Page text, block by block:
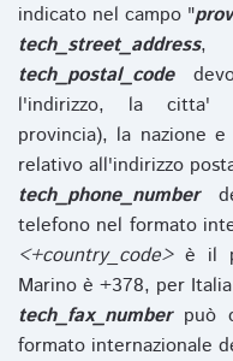
indicato nel campo "
tech_street_address,
tech_postal_code
l'indirizzo, la citta'
provincia), la nazione
relativo all'indirizzo
tech_phone_number
telefono nel formato
<+country_code>è il
Marino è +378, per
tech_fax_numberpuò
formato internazionale